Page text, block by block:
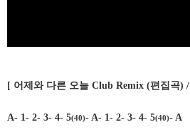
[ 어제와 다른 오늘 Club Remix (편집곡) /
A- 1- 2- 3- 4- 5(40)- A- 1- 2- 3- 4- 5(40)- A